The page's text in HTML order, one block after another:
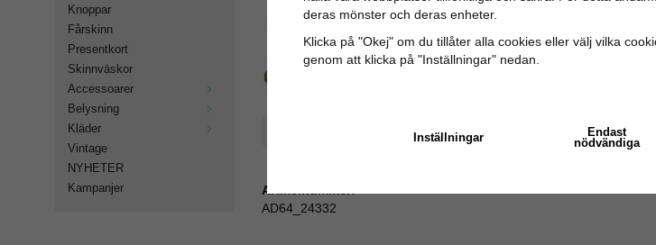
Knoppar
Fårskinn
Presentkort
Skinnväskor
Accessoarer
Belysning
Kläder
Vintage
NYHETER
Kampanjer
Artikelnummer:
AD64_24332
deras mönster och deras enheter.
Klicka på "Okej" om du tillåter alla cookies eller välj vilka
genom att klicka på "Inställningar" nedan.
Inställningar
Endast
nödvändiga